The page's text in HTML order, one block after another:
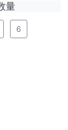
量
6